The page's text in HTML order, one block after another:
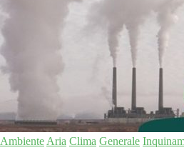
Ambiente Aria Clima Generale